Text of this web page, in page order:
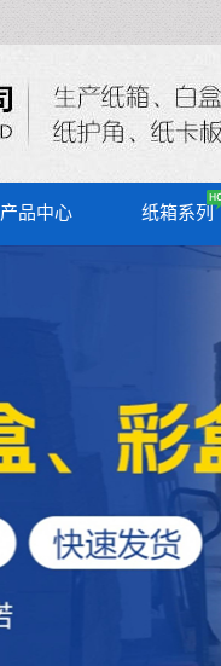
产品中心 纸箱系列